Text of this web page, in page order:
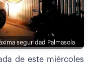
seguridad Palmasola
de este miércoles